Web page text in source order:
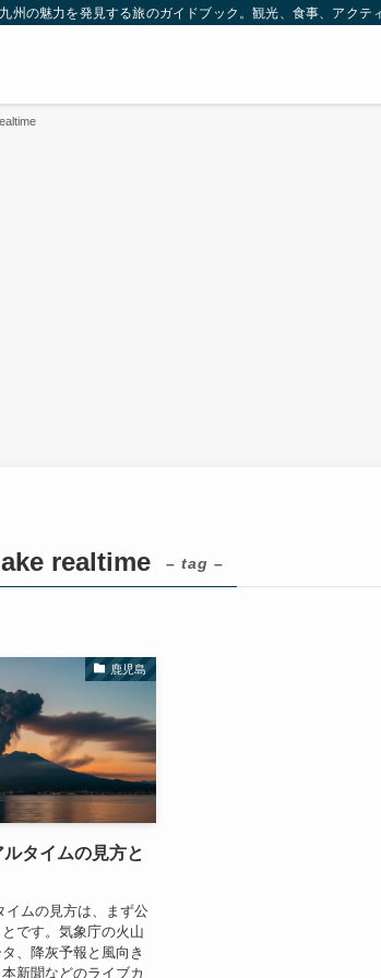
州の魅力を発見する旅のガイドブック。観光、食事、アク
realtime – tag –
鹿児島
タイムの見方と
イムの見方は、まず公
です。気象庁の火山
、降灰予報と風向き
新聞などのライブカ